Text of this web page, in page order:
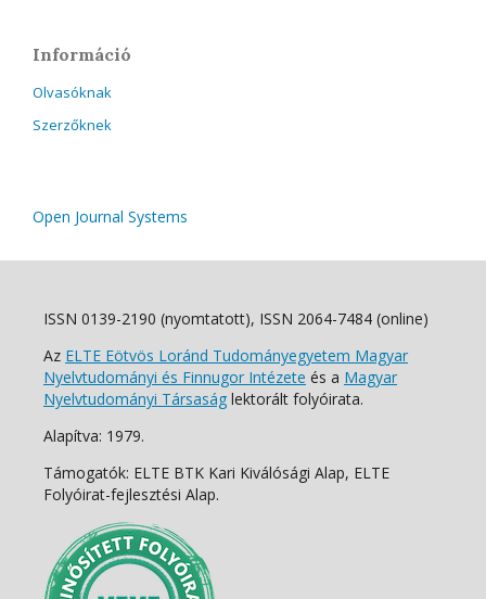
Információ
Olvasóknak
Szerzőknek
Open Journal Systems
ISSN 0139-2190 (nyomtatott), ISSN 2064-7484 (online)
Az ELTE Eötvös Loránd Tudományegyetem Magyar
Nyelvtudományi és Finnugor Intézete és a Magyar
Nyelvtudományi Társaság lektorált folyóirata.
Alapítva: 1979.
Támogatók: ELTE BTK Kari Kiválósági Alap, ELTE
Folyóirat-fejlesztési Alap.